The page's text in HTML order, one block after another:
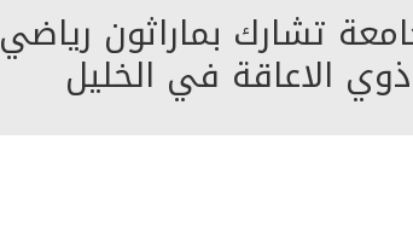
تشارك بماراثون رياضي
الاعاقة في الخليل